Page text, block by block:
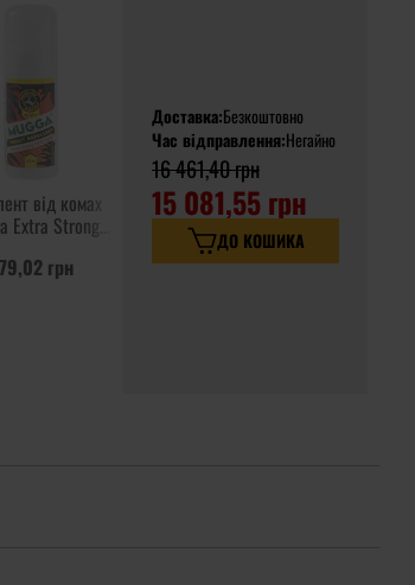
від комах
Extra Strong
млгрн
Доставка:Безкоштовно
Час відправлення:Негайно
16 461,40 грн
15 081,55 грн
ДО КОШИКА